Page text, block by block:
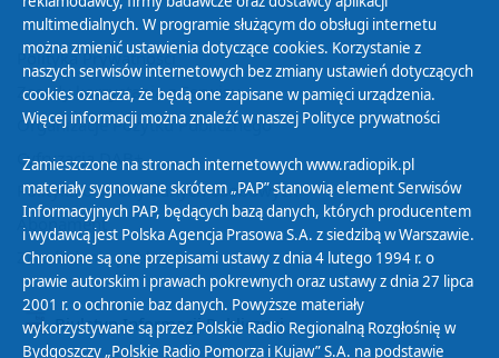
Polityka Prywatności
Zasady korzystania z Serwisu
Organizacje Pożytku Publicznego
Cyfryzacja DAB+
Polityka ochrony danych osobowych
Abonament
Zamówienia publiczne
Biuletyn Informacji Publicznej
multimedialnych. W programie służącym do obsługi internetu
można zmienić ustawienia dotyczące cookies. Korzystanie z
naszych serwisów internetowych bez zmiany ustawień dotyczących
cookies oznacza, że będą one zapisane w pamięci urządzenia.
Więcej informacji można znaleźć w naszej Polityce prywatności
Zamieszczone na stronach internetowych www.radiopik.pl
materiały sygnowane skrótem „PAP” stanowią element Serwisów
Informacyjnych PAP, będących bazą danych, których producentem
i wydawcą jest Polska Agencja Prasowa S.A. z siedzibą w Warszawie.
Chronione są one przepisami ustawy z dnia 4 lutego 1994 r. o
prawie autorskim i prawach pokrewnych oraz ustawy z dnia 27 lipca
2001 r. o ochronie baz danych. Powyższe materiały
wykorzystywane są przez Polskie Radio Regionalną Rozgłośnię w
Bydgoszczy „Polskie Radio Pomorza i Kujaw” S.A. na podstawie